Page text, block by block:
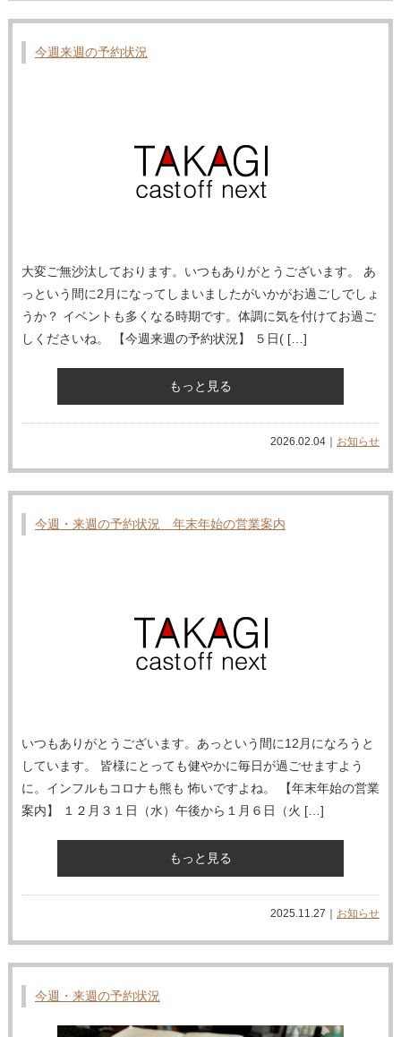
今週来週の予約状況
大変ご無沙汰しております。いつもありがとうございます。 あ
っという間に2月になってしまいましたがいかがお過ごしでしょ
うか？ イベントも多くなる時期です。体調に気を付けてお過ご
しくださいね。 【今週来週の予約状況】 ５日( […]
もっと見る
2026.02.04｜ お知らせ
今週・来週の予約状況 年末年始の営業案内
いつもありがとうございます。あっという間に12月になろうと
しています。 皆様にとっても健やかに毎日が過ごせますよう
に。インフルもコロナも熊も 怖いですよね。 【年末年始の営業
案内】 １２月３１日（水）午後から１月６日（火 […]
もっと見る
2025.11.27｜ お知らせ
今週・来週の予約状況